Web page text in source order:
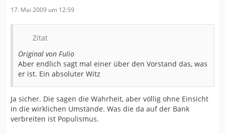
17. Mai 2009 um 12:59
Zitat
Original von Fulio
Aber endlich sagt mal einer über den Vorstand das, was
er ist. Ein absoluter Witz
Ja sicher. Die sagen die Wahrheit, aber völlig ohne Einsicht
in die wirklichen Umstände. Was die da auf der Bank
verbreiten ist Populismus.